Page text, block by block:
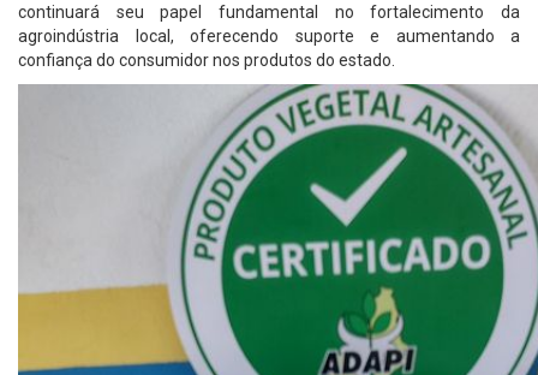
continuará seu papel fundamental no fortalecimento da
agroindústria local, oferecendo suporte e aumentando a
confiança do consumidor nos produtos do estado.